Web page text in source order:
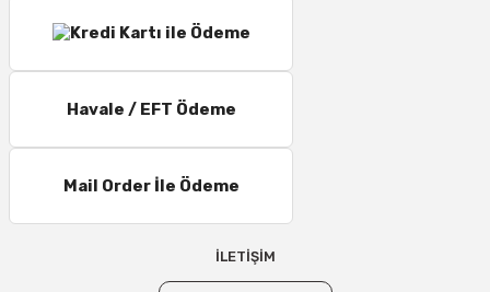
Havale / EFT Ödeme
Mail Order İle Ödeme
İLETİŞİM